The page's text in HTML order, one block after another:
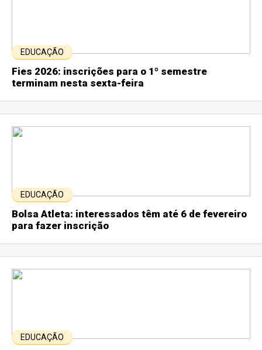
EDUCAÇÃO
Fies 2026: inscrições para o 1º semestre
terminam nesta sexta-feira
EDUCAÇÃO
Bolsa Atleta: interessados têm até 6 de fevereiro
para fazer inscrição
EDUCAÇÃO